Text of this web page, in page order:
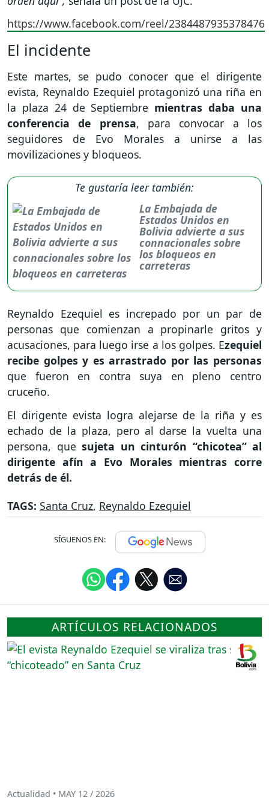
https://www.facebook.com/reel/2384487935378476
El incidente
Este martes, se pudo conocer que el dirigente
evista, Reynaldo Ezequiel protagonizó una riña en
la plaza 24 de Septiembre mientras daba una
conferencia de prensa, para convocar a los
seguidores de Evo Morales a unirse a las
movilizaciones y bloqueos.
Te gustaría leer también:
La Embajada de
Estados Unidos en
Bolivia advierte a sus
connacionales sobre
los bloqueos en
carreteras
Reynaldo Ezequiel es increpado por un par de
personas que comienzan a propinarle gritos y
acusaciones, para luego irse a los golpes. Ezequiel
recibe golpes y es arrastrado por las personas
que fueron en contra suya en pleno centro
cruceño.
El dirigente evista logra alejarse de la riña y es
echado de la plaza, pero al darse la vuelta una
persona, que sujeta un cinturón “chicotea” al
dirigente afín a Evo Morales mientras corre
detrás de él.
TAGS: Santa Cruz, Reynaldo Ezequiel
SÍGUENOS EN:
ARTÍCULOS RELACIONADOS
Actualidad • MAY 12 / 2026